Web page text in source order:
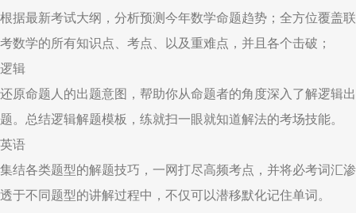
根据最新考试大纲，分析预测今年数学命题趋势；全方位覆盖联
考数学的所有知识点、考点、以及重难点，并且各个击破；
逻辑
还原命题人的出题意图，帮助你从命题者的角度深入了解逻辑出
题。总结逻辑解题模板，练就扫一眼就知道解法的考场技能。
英语
集结各类题型的解题技巧，一网打尽高频考点，并将必考词汇渗
透于不同题型的讲解过程中，不仅可以潜移默化记住单词。